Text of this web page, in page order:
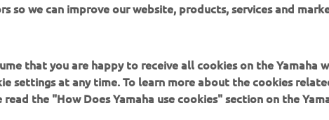
ДІЗНАЙТЕСЯ БІЛЬШЕ
so we can improve our website, products, services and
that you are happy to receive all cookies on the Yamaha
settings at any time. To learn more about the cookies
the "How Does Yamaha use cookies" section on the